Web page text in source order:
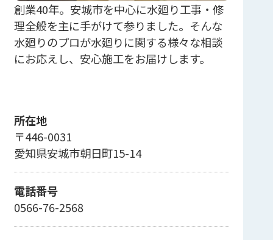
創業40年。安城市を中心に水廻り工事・修
理全般を主に手がけて参りました。そんな
水廻りのプロが水廻りに関する様々な相談
にお応えし、安心施工をお届けします。
所在地
〒446-0031
愛知県安城市朝日町15-14
電話番号
0566-76-2568